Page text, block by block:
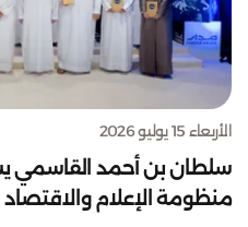
الأربعاء 15 يوليو 2026
سلطان بن أحمد القاسمي
منظومة الإعلام والاقتصاد